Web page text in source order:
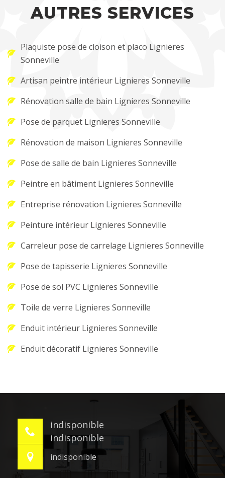
AUTRES SERVICES
Plaquiste pose de cloison et placo Lignieres
Sonneville
Artisan peintre intérieur Lignieres Sonneville
Rénovation salle de bain Lignieres Sonneville
Pose de parquet Lignieres Sonneville
Rénovation de maison Lignieres Sonneville
Pose de salle de bain Lignieres Sonneville
Peintre en bâtiment Lignieres Sonneville
Entreprise rénovation Lignieres Sonneville
Peinture intérieur Lignieres Sonneville
Carreleur pose de carrelage Lignieres Sonneville
Pose de tapisserie Lignieres Sonneville
Pose de sol PVC Lignieres Sonneville
Toile de verre Lignieres Sonneville
Enduit intérieur Lignieres Sonneville
Enduit décoratif Lignieres Sonneville
indisponible
indisponible
indisponible